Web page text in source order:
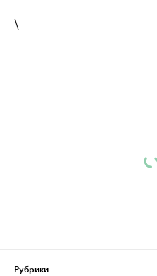
\
Рубрики